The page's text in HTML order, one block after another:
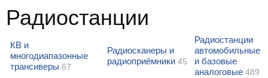
Радиостанции
КВ и
многодиапазонные
трансиверы 67
Радиосканеры и
радиоприёмники 45
Радиостанции
автомобильные
и базовые
аналоговые 489